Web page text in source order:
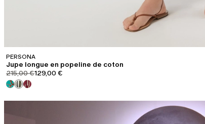
PERSONA
Jupe longue en popeline de coton
product.price.original
215,00 €product.price.sale
129,00 €